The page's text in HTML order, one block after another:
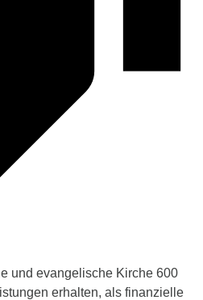
und evangelische Kirche 600
erhalten, als finanzielle